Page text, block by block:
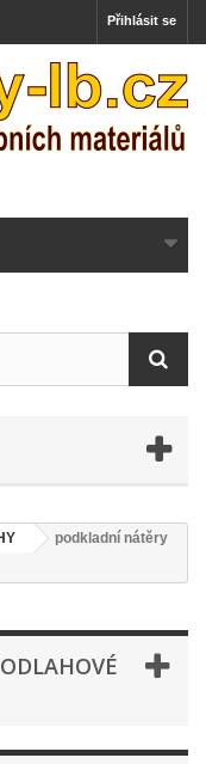
Přihlásit se
podkladní nátěry